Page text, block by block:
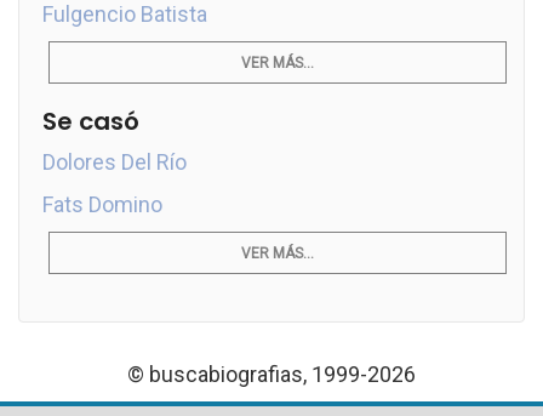
Fulgencio Batista
VER MÁS...
Se casó
Dolores Del Río
Fats Domino
VER MÁS...
© buscabiografias, 1999-2026